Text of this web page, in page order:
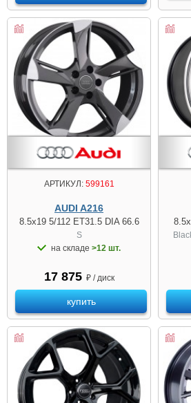
АРТИКУЛ:599161
AUDI A216
8.5x19 5/112 ET31.5 DIA 66.6
S
на складе >12 шт.
17 875 ₽ / диск
купить